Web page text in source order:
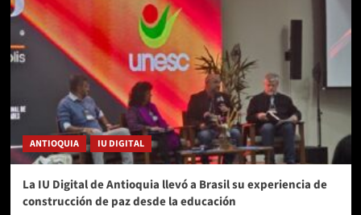
ANTIOQUIA IU DIGITAL
La IU Digital de Antioquia llevó a Brasil su experiencia de
construcción de paz desde la educación